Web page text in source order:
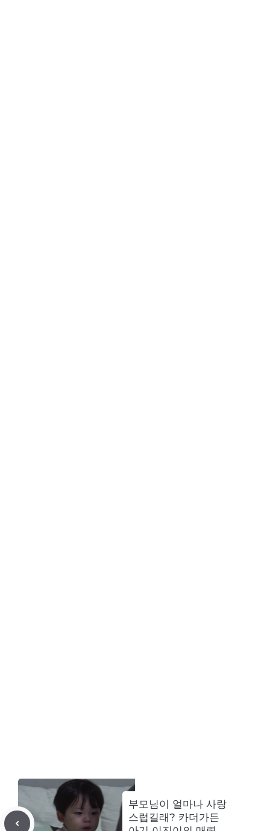
부모님이 얼마나 사랑
스럽길래? 카더가든